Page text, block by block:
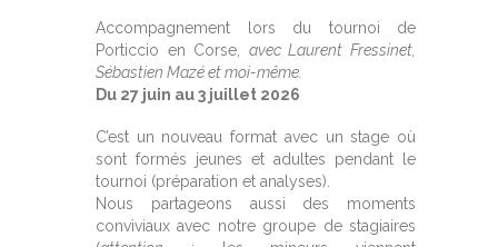
Accompagnement lors du tournoi de
Porticcio en Corse, avec Laurent Fressinet,
Sébastien Mazé et moi-même.
Du 27 juin au 3 juillet 2026
C’est un nouveau format avec un stage où
sont formés jeunes et adultes pendant le
tournoi (préparation et analyses).
Nous partageons aussi des moments
conviviaux avec notre groupe de stagiaires